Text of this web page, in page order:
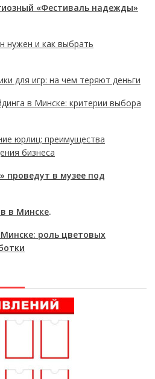
«Фестиваль надежды»
нужен и как выбрать
для игр: на чем теряют деньги
в Минске: критерии выбора
юрлиц: преимущества
бизнеса
проведут в музее под
в Минске.
роль цветовых